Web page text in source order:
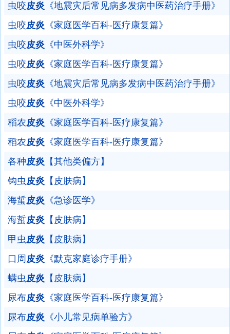
虫咬皮炎 《地震灾后常见病多发病中医药治疗手册》
虫咬皮炎 《家庭医学百科-医疗康复篇》
虫咬皮炎 《中医外科学》
虫咬皮炎 《家庭医学百科-医疗康复篇》
虫咬皮炎 《地震灾后常见病多发病中医药治疗手册》
虫咬皮炎 《中医外科学》
稻农皮炎 《家庭医学百科-医疗康复篇》
稻农皮炎 《家庭医学百科-医疗康复篇》
各种皮炎 【其他类偏方】
钩虫皮炎 【皮肤病】
海蜇皮炎 《急诊医学》
海蜇皮炎 【皮肤病】
甲虫皮炎 【皮肤病】
口周 皮炎 《默克家庭诊疗手册》
螨虫皮炎 【皮肤病】
尿布皮炎 《家庭医学百科-医疗康复篇》
尿布皮炎 《小儿常见病单验方》